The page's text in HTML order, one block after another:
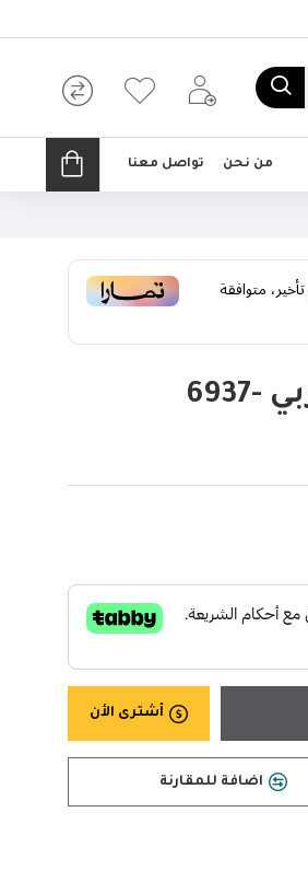
من نحن تواصل معنا
متوافقة
أشترى الأن
اضافة للمقارنة